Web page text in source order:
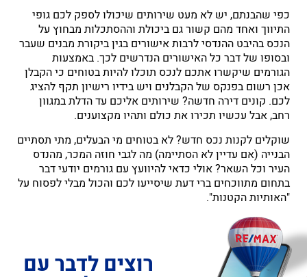
כפי שהבנתם, יש לא מעט שירותים שיכולו לספק לכם גופי
התיווך ואחד מהם קשור גם ביכולת וההסתכלות מבחוץ על
הנכס בהיבט ההנדסי לרבות אישורים בגין ביקורת מבנים שעבר
ובסופו של דבר כל האישורים הנדרשים לכך. באמצעות
הגורמים שיקשרו אתכם לנכס תוכלו להיות בטוחים כי הקבלן
אכן רשום בפנקס של הקבלנים ויש בידיו רישיון תקף להציג
לכם. קונים דירה חדשה? שירותים אליכם עד הדלת במגוון
רחב, אבל עכשיו תכירו את כולם ותהיו מקצוענים.
שוקלים לקנות נכס חדש? לא בטוחים מי הבעלים, מתי תסתיים
הבנייה (אם עדיין לא הסתיימה) מה לגבי חוזה המכר, מהנדס
העיר וכל השאר? אולי כדאי להיוועץ עם גורמים יודעי דבר
בתחום מתווכחים ברי דעת שיסייעו לכם והכול מבלי לפסוח על
"האותיות הקטנות".
רוצים לדבר עם